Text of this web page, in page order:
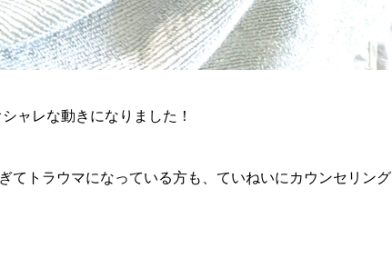
ャレな動きになりました！
てトラウマになっている方も、ていねいにカウンセリング